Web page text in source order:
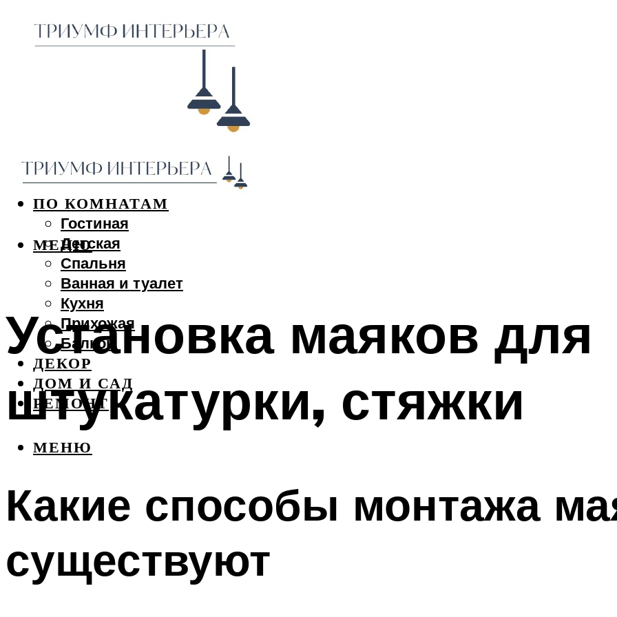
ДИЗАЙН ИНТЕРЬЕРА
ПО КОМНАТАМ
Гостиная
Детская
Спальня
Ванная и туалет
Кухня
Прихожая
Балкон
ДЕКОР
ДОМ И САД
РЕМОНТ
МЕНЮ
МЕНЮ
Установка маяков для
штукатурки, стяжки
Какие способы монтажа
существуют